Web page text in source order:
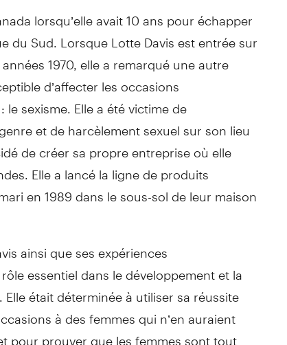
lorsqu’elle avait 10 ans pour échapper
du Sud. Lorsque Lotte Davis est entrée sur
1970, elle a remarqué une autre
d’affecter les occasions
sexisme. Elle a été victime de
et de harcèlement sexuel sur son lieu
de créer sa propre entreprise où elle
Elle a lancé la ligne de produits
en 1989 dans le sous-sol de leur maison
ainsi que ses expériences
essentiel dans le développement et la
était déterminée à utiliser sa réussite
à des femmes qui n’en auraient
pour prouver que les femmes sont tout